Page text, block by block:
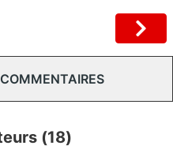
(18)